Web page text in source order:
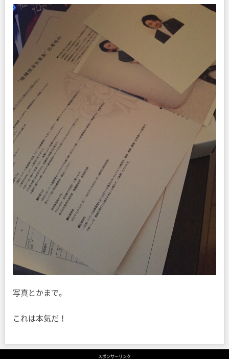
写真とかまで。
これは本気だ！
スポンサーリンク